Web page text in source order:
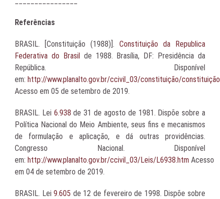
Referências
BRASIL. [Constituição (1988)]. Constituição da Republica
Federativa do Brasilde 1988. Brasília, DF: Presidência da
República. Disponível
em: http://www.planalto.gov.br/ccivil_03/constituição/constituição
Acesso em 05 de setembro de 2019.
BRASIL. Lei 6.938 de 31 de agosto de 1981. Dispõe sobre a
Política Nacional do Meio Ambiente, seus fins e mecanismos
de formulação e aplicação, e dá outras providências.
Congresso Nacional. Disponível
em: http://www.planalto.gov.br/ccivil_03/Leis/L6938.htm Acesso
em 04 de setembro de 2019.
BRASIL. Lei9.605 de 12 de fevereiro de 1998. Dispõe sobre